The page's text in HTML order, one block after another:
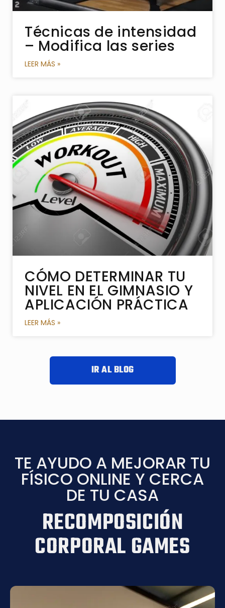
Técnicas de intensidad
– Modifica las series
LEER MÁS »
CÓMO DETERMINAR TU
NIVEL EN EL GIMNASIO Y
APLICACIÓN PRÁCTICA
LEER MÁS »
IR AL BLOG
TE AYUDO A MEJORAR TU
FÍSICO ONLINE Y CERCA
DE TU CASA
RECOMPOSICIÓN
CORPORAL GAMES